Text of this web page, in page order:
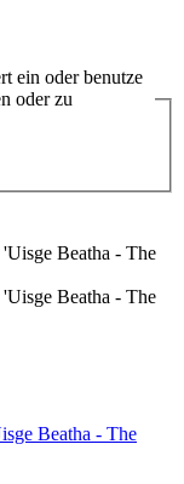
ein oder benutze
oder zu
Beatha - The